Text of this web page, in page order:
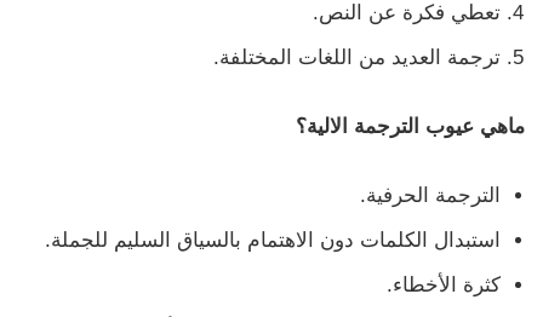
تعطي فكرة عن النص.
ترجمة العديد من اللغات المختلفة.
ماهي عيوب الترجمة الالية؟
الترجمة الحرفية.
استبدال الكلمات دون الاهتمام بالسياق السليم للجملة.
كثرة الأخطاء.